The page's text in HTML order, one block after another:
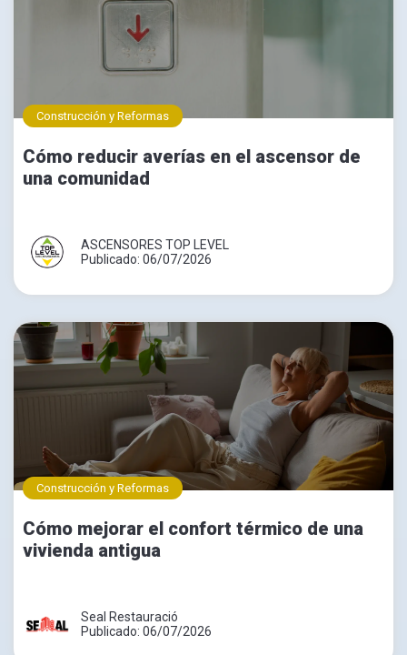
Construcción y Reformas
Cómo reducir averías en el ascensor de
una comunidad
ASCENSORES TOP LEVEL
Publicado: 06/07/2026
Construcción y Reformas
Cómo mejorar el confort térmico de una
vivienda antigua
Seal Restauració
Publicado: 06/07/2026